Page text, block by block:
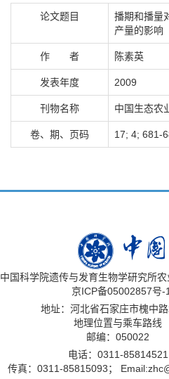
论文题目
播期和播量
产量的影响
作 者 陈素英
发表年度 2009
刊物名称 中国生态农
卷、期、页码 17; 4; 681-
中国科学院遗传与发育生物学研究所
京ICP备05002857号-
地址：河北省石家庄市槐中
地理位置与乘车路线
邮编：050022
电话：0311-85814521
传真：0311-85815093；